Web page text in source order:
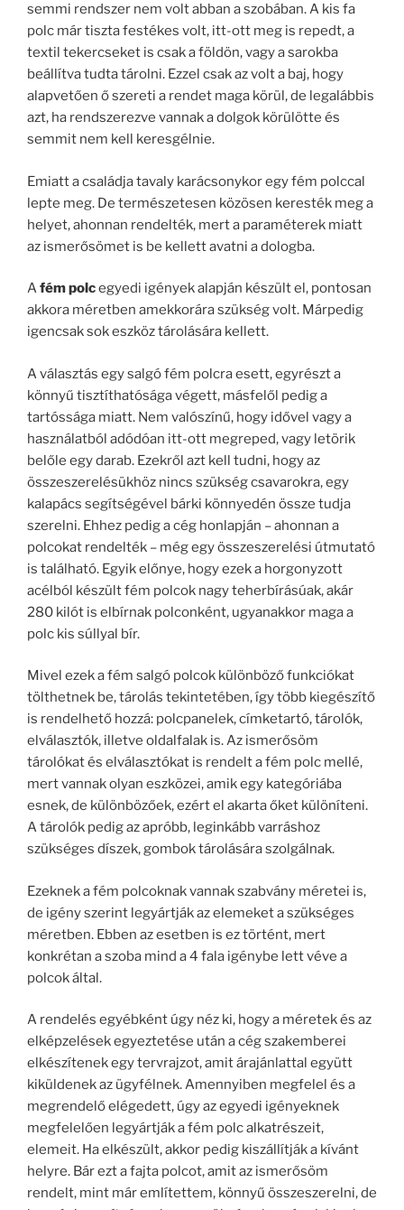
semmi rendszer nem volt abban a szobában. A kis fa
polc már tiszta festékes volt, itt-ott meg is repedt, a
textil tekercseket is csak a földön, vagy a sarokba
beállítva tudta tárolni. Ezzel csak az volt a baj, hogy
alapvetően ő szereti a rendet maga körül, de legalábbis
azt, ha rendszerezve vannak a dolgok körülötte és
semmit nem kell keresgélnie.
Emiatt a családja tavaly karácsonykor egy fém polccal
lepte meg. De természetesen közösen keresték meg a
helyet, ahonnan rendelték, mert a paraméterek miatt
az ismerősömet is be kellett avatni a dologba.
Afém polcegyedi igények alapján készült el, pontosan
akkora méretben amekkorára szükség volt. Márpedig
igencsak sok eszköz tárolására kellett.
A választás egy salgó fém polcra esett, egyrészt a
könnyű tisztíthatósága végett, másfelől pedig a
tartóssága miatt. Nem valószínű, hogy idővel vagy a
használatból adódóan itt-ott megreped, vagy letörik
belőle egy darab. Ezekről azt kell tudni, hogy az
összeszerelésükhöz nincs szükség csavarokra, egy
kalapács segítségével bárki könnyedén össze tudja
szerelni. Ehhez pedig a cég honlapján – ahonnan a
polcokat rendelték – még egy összeszerelési útmutató
is található. Egyik előnye, hogy ezek a horgonyzott
acélból készült fém polcok nagy teherbírásúak, akár
280 kilót is elbírnak polconként, ugyanakkor maga a
polc kis súllyal bír.
Mivel ezek a fém salgó polcok különböző funkciókat
tölthetnek be, tárolás tekintetében, így több kiegészítő
is rendelhető hozzá: polcpanelek, címketartó, tárolók,
elválasztók, illetve oldalfalak is. Az ismerősöm
tárolókat és elválasztókat is rendelt a fém polc mellé,
mert vannak olyan eszközei, amik egy kategóriába
esnek, de különbözőek, ezért el akarta őket különíteni.
A tárolók pedig az apróbb, leginkább varráshoz
szükséges díszek, gombok tárolására szolgálnak.
Ezeknek a fém polcoknak vannak szabvány méretei is,
de igény szerint legyártják az elemeket a szükséges
méretben. Ebben az esetben is ez történt, mert
konkrétan a szoba mind a 4 fala igénybe lett véve a
polcok által.
A rendelés egyébként úgy néz ki, hogy a méretek és az
elképzelések egyeztetése után a cég szakemberei
elkészítenek egy tervrajzot, amit árajánlattal együtt
kiküldenek az ügyfélnek. Amennyiben megfelel és a
megrendelő elégedett, úgy az egyedi igényeknek
megfelelően legyártják a fém polc alkatrészeit,
elemeit. Ha elkészült, akkor pedig kiszállítják a kívánt
helyre. Bár ezt a fajta polcot, amit az ismerősöm
rendelt, mint már említettem, könnyű összeszerelni, de